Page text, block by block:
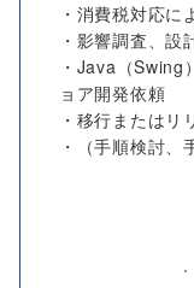
・消費税対応に
・影響調査、設
・Java（Swing
ョア開発依頼
・移行またはリ
・（手順検討、